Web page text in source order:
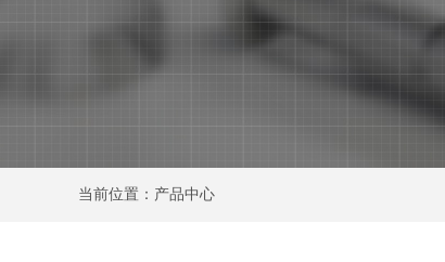
当前位置：产品中心